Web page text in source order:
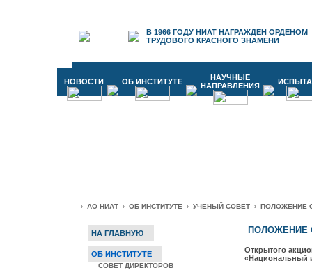
В 1966 ГОДУ НИАТ НАГРАЖДЕН ОРДЕНОМ
ТРУДОВОГО КРАСНОГО ЗНАМЕНИ
› АО НИАТ › ОБ ИНСТИТУТЕ › УЧЕНЫЙ СОВЕТ › ПОЛОЖЕНИЕ
НА ГЛАВНУЮ
ОБ ИНСТИТУТЕ
СОВЕТ ДИРЕКТОРОВ
ПОЛОЖЕНИЕ
Открытого
«Национальный
НОВОСТИ ОБ ИНСТИТУТЕ
НАУЧНЫЕ
НАПРАВЛЕНИЯ